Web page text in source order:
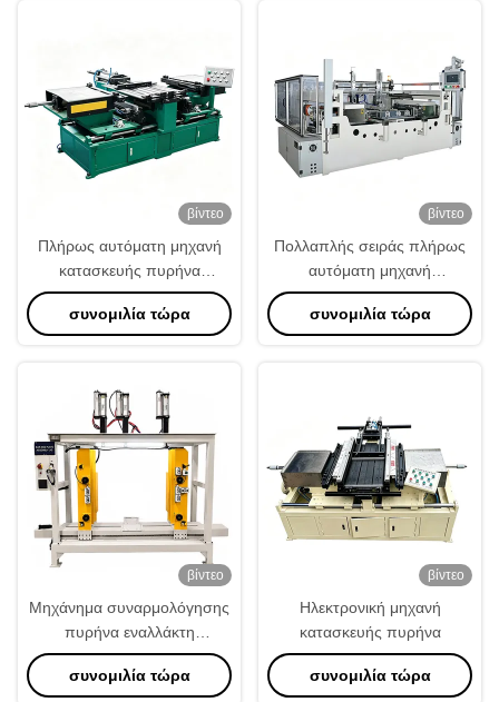
βίντεο
Πλήρως αυτόματη μηχανή
κατασκευής πυρήνα
ψυκτικού.
συνομιλία τώρα
βίντεο
Πολλαπλής σειράς πλήρως
αυτόματη μηχανή
συναρμολόγησης πυρήνα
ψυκτικού.
συνομιλία τώρα
βίντεο
Μηχάνημα συναρμολόγησης
πυρήνα εναλλάκτη
θερμότητας πλάκας
πτερυγίου για την κατασκευή
συνομιλία τώρα
βίντεο
Ηλεκτρονική μηχανή
κατασκευής πυρήνα
συνομιλία τώρα